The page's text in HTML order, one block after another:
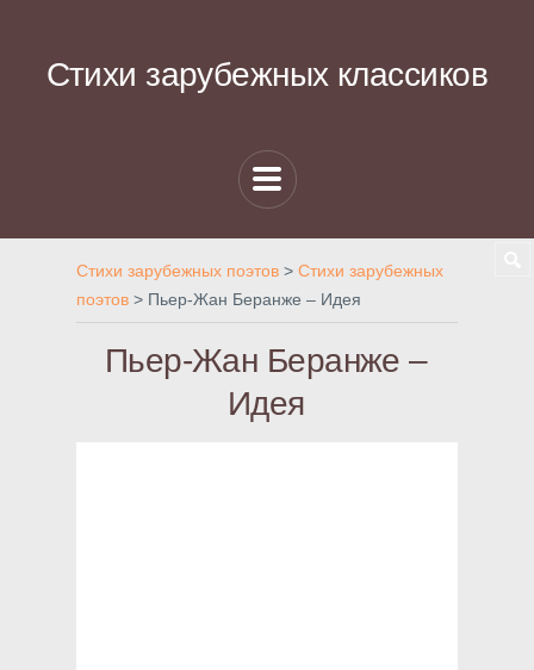
Стихи зарубежных классиков
Стихи зарубежных поэтов > Стихи зарубежных
поэтов > Пьер-Жан Беранже – Идея
Пьер-Жан Беранже –
Идея